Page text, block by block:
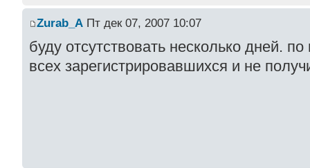
Zurab_A Пт дек 07, 2007 10:07
буду отсутствовать несколько дней.
всех зарегистрировавшихся и не